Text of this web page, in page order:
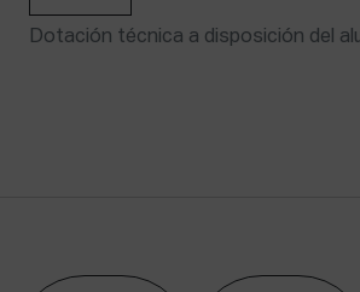
Dotación técnica a disposición del